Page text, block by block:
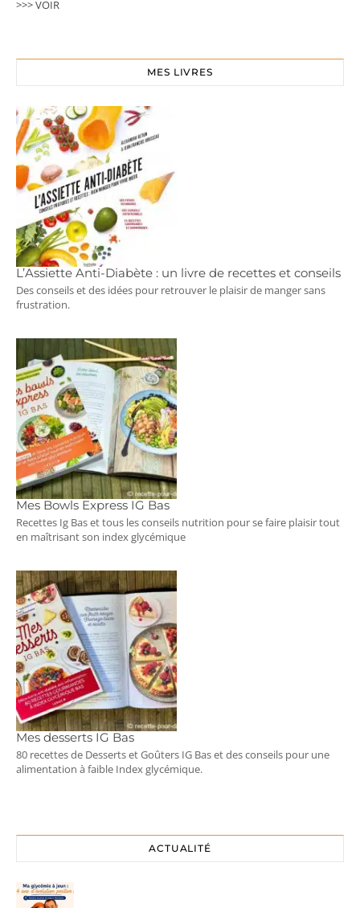
>>> VOIR
MES LIVRES
L’Assiette Anti-Diabète : un livre de recettes et conseils
Des conseils et des idées pour retrouver le plaisir de manger sans
frustration.
Mes Bowls Express IG Bas
Recettes Ig Bas et tous les conseils nutrition pour se faire plaisir tout
en maîtrisant son index glycémique
Mes desserts IG Bas
80 recettes de Desserts et Goûters IG Bas et des conseils pour une
alimentation à faible Index glycémique.
ACTUALITÉ